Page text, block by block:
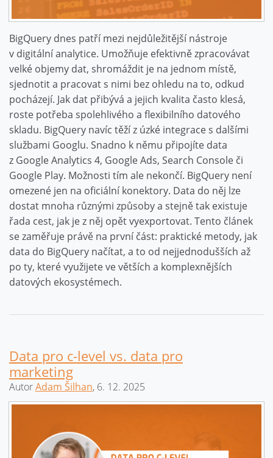
BigQuery dnes patří mezi nejdůležitější nástroje
v digitální analytice. Umožňuje efektivně zpracovávat
velké objemy dat, shromáždit je na jednom místě,
sjednotit a pracovat s nimi bez ohledu na to, odkud
pocházejí. Jak dat přibývá a jejich kvalita často klesá,
roste potřeba spolehlivého a flexibilního datového
skladu. BigQuery navíc těží z úzké integrace s dalšími
službami Googlu. Snadno k němu připojíte data
z Google Analytics 4, Google Ads, Search Console či
Google Play. Možnosti tím ale nekončí. BigQuery není
omezené jen na oficiální konektory. Data do něj lze
dostat mnoha různými způsoby a stejně tak existuje
řada cest, jak je z něj opět vyexportovat. Tento článek
se zaměřuje právě na první část: praktické metody, jak
data do BigQuery načítat, a to od nejjednodušších až
po ty, které využijete ve větších a komplexnějších
datových ekosystémech.
Data pro c-level vs. data pro
marketing
AutorAdam Šilhan, 6. 12. 2025